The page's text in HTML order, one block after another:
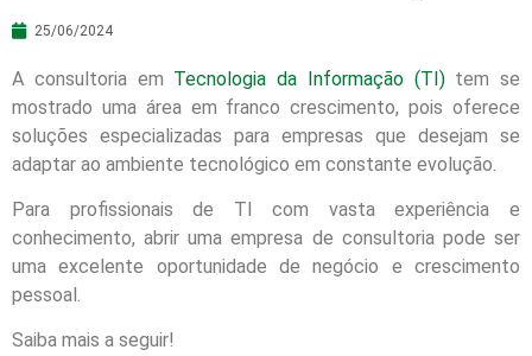
25/06/2024
A consultoria em Tecnologia da Informação (TI)tem se
mostrado uma área em franco crescimento, pois oferece
soluções especializadas para empresas que desejam se
adaptar ao ambiente tecnológico em constante evolução.
Para profissionais de TI com vasta experiência e
conhecimento, abrir uma empresa de consultoria pode ser
uma excelente oportunidade de negócio e crescimento
pessoal.
Saiba mais a seguir!